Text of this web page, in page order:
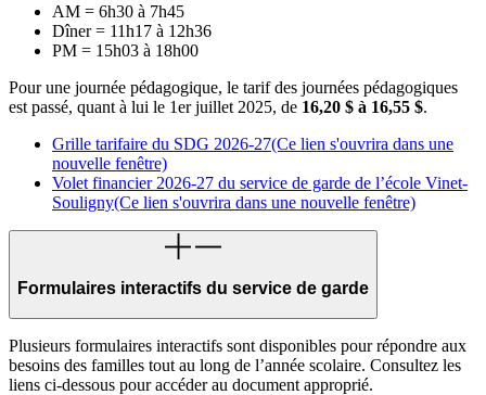
AM = 6h30 à 7h45
Dîner = 11h17 à 12h36
PM = 15h03 à 18h00
Pour une journée pédagogique, le tarifdes journées pédagogiques
est passé, quant à lui le 1er juillet 2025, de 16,20 $ à 16,55 $.
Grille tarifaire du SDG 2026-27(Ce lien s'ouvrira dans une
nouvelle fenêtre)
Volet financier 2026-27 du service de garde de l’école Vinet-
Souligny(Ce lien s'ouvrira dans une nouvelle fenêtre)
Formulaires interactifs du service de garde
Plusieurs formulaires interactifs sont disponibles pour répondre aux
besoins des familles tout au long de l’année scolaire. Consultez les
liens ci-dessous pour accéder au document approprié.